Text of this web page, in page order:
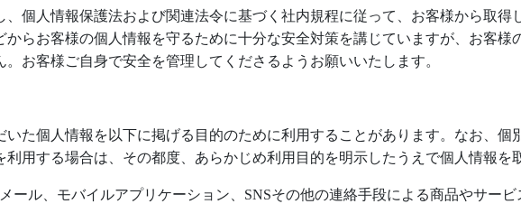
個人情報保護法および関連法令に基づく社内規程に従って、お客様から取
らお客様の個人情報を守るために十分な安全対策を講じていますが、お客
お客様ご自身で安全を管理してくださるようお願いいたします。
た個人情報を以下に掲げる目的のために利用することがあります。なお、
用する場合は、その都度、あらかじめ利用目的を明示したうえで個人情報を
メール、モバイルアプリケーション、 SNSその他の連絡手段による商品やサー